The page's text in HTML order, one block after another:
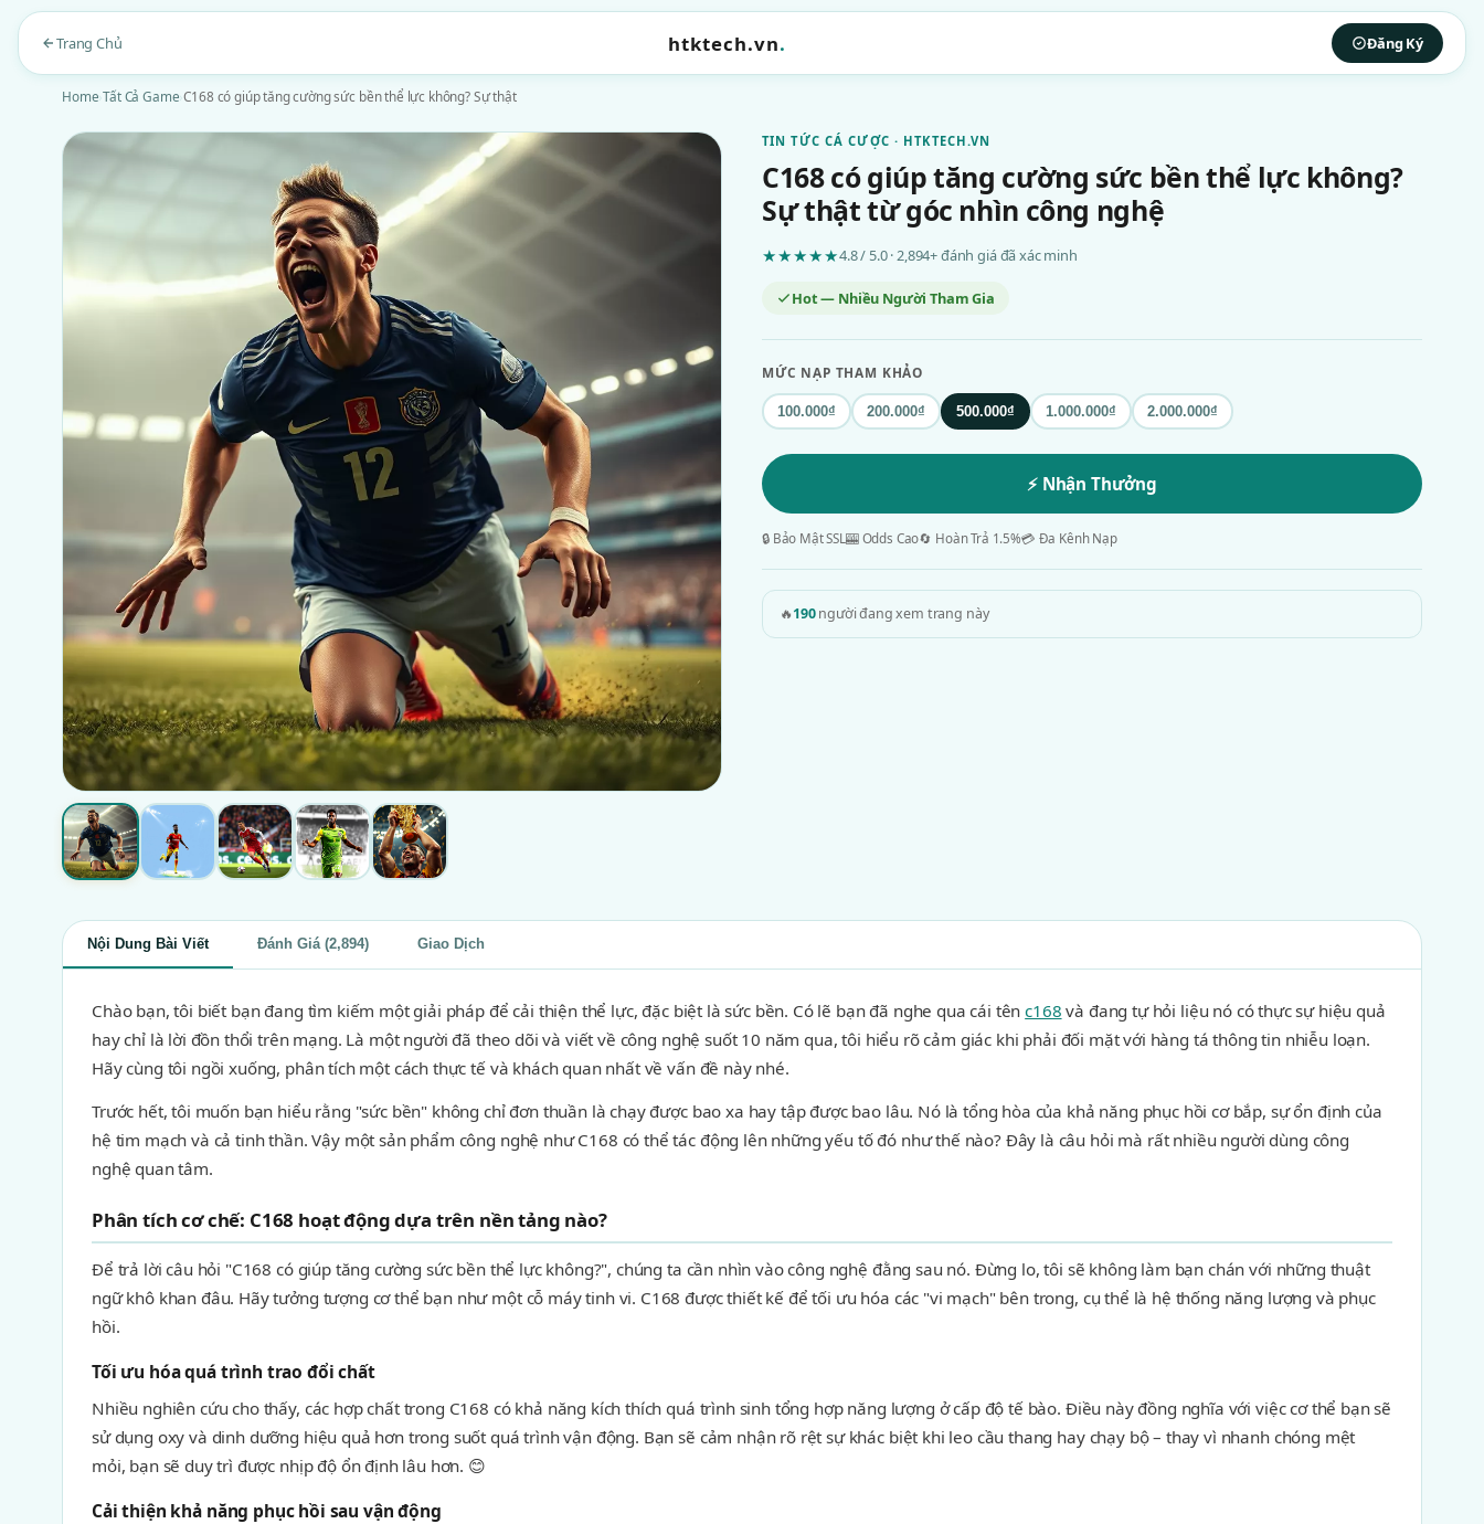
Trang Chủ htktech.vn. Đăng Ký
Home›Tất Cả Game›C168 có giúp tăng cường sức bền thể lực không? Sự thật
TIN TỨC CÁ CƯỢC · HTKTECH.VN
C168 có giúp tăng cường sức bền thể lực không?
Sự thật từ góc nhìn công nghệ
★★★★★4.8 / 5.0 · 2,894+ đánh giá đã xác minh
Hot — Nhiều Người Tham Gia
MỨC NẠP THAM KHẢO
100.000₫ 200.000₫ 500.000₫ 1.000.000₫ 2.000.000₫
⚡ Nhận Thưởng
🔒 Bảo Mật SSL🎰 Odds Cao🔄 Hoàn Trả 1.5%💳 Đa Kênh Nạp
🔥190người đang xem trang này
Nội Dung Bài Viết Đánh Giá (2,894) Giao Dịch
Chào bạn, tôi biết bạn đang tìm kiếm một giải pháp để cải thiện thể lực, đặc biệt là sức bền. Có lẽ bạn đã nghe qua cái tênc168 và đang tự hỏi liệu nó có thực sự hiệu quả
hay chỉ là lời đồn thổi trên mạng. Là một người đã theo dõi và viết về công nghệ suốt 10 năm qua, tôi hiểu rõ cảm giác khi phải đối mặt với hàng tá thông tin nhiễu loạn.
Hãy cùng tôi ngồi xuống, phân tích một cách thực tế và khách quan nhất về vấn đề này nhé.
Trước hết, tôi muốn bạn hiểu rằng "sức bền" không chỉ đơn thuần là chạy được bao xa hay tập được bao lâu. Nó là tổng hòa của khả năng phục hồi cơ bắp, sự ổn định của
hệ tim mạch và cả tinh thần. Vậy một sản phẩm công nghệ như C168 có thể tác động lên những yếu tố đó như thế nào? Đây là câu hỏi mà rất nhiều người dùng công
nghệ quan tâm.
Phân tích cơ chế: C168 hoạt động dựa trên nền tảng nào?
Để trả lời câu hỏi "C168 có giúp tăng cường sức bền thể lực không?", chúng ta cần nhìn vào công nghệ đằng sau nó. Đừng lo, tôi sẽ không làm bạn chán với những thuật
ngữ khô khan đâu. Hãy tưởng tượng cơ thể bạn như một cỗ máy tinh vi. C168 được thiết kế để tối ưu hóa các "vi mạch" bên trong, cụ thể là hệ thống năng lượng và phục
hồi.
Tối ưu hóa quá trình trao đổi chất
Nhiều nghiên cứu cho thấy, các hợp chất trong C168 có khả năng kích thích quá trình sinh tổng hợp năng lượng ở cấp độ tế bào. Điều này đồng nghĩa với việc cơ thể bạn sẽ
sử dụng oxy và dinh dưỡng hiệu quả hơn trong suốt quá trình vận động. Bạn sẽ cảm nhận rõ rệt sự khác biệt khi leo cầu thang hay chạy bộ – thay vì nhanh chóng mệt
mỏi, bạn sẽ duy trì được nhịp độ ổn định lâu hơn. 😊
Cải thiện khả năng phục hồi sau vận động